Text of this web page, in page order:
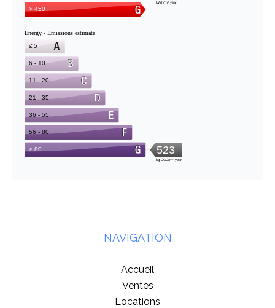
NAVIGATION
Accueil
Ventes
Locations